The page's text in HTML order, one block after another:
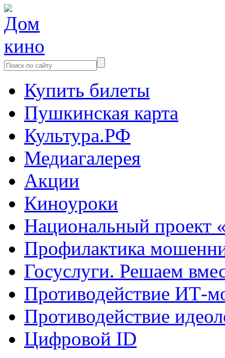
Купить билеты
Пушкинская карта
Культура.РФ
Медиагалерея
Акции
Киноуроки
Национальный проект
Профилактика
Госуслуги. Решаем
Противодействие ИТ-
Противодействие
Цифровой ID